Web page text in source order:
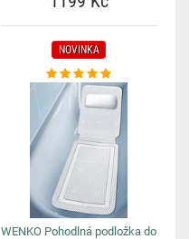
NOVINKA
WENKO Pohodlná podložka do